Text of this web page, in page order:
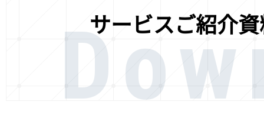
サービスご紹介